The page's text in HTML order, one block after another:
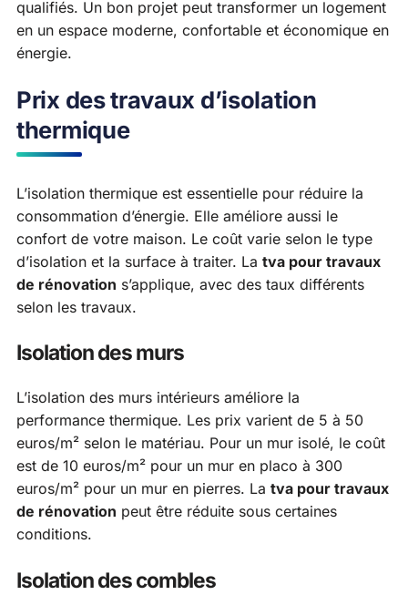
qualifiés. Un bon projet peut transformer un logement
en un espace moderne, confortable et économique en
énergie.
Prix des travaux d’isolation
thermique
L’isolation thermique est essentielle pour réduire la
consommation d’énergie. Elle améliore aussi le
confort de votre maison. Le coût varie selon le type
d’isolation et la surface à traiter. La tva pour travaux
de rénovation s’applique, avec des taux différents
selon les travaux.
Isolation des murs
L’isolation des murs intérieurs améliore la
performance thermique. Les prix varient de 5 à 50
euros/m² selon le matériau. Pour un mur isolé, le coût
est de 10 euros/m² pour un mur en placo à 300
euros/m² pour un mur en pierres. La tva pour travaux
de rénovation peut être réduite sous certaines
conditions.
Isolation des combles